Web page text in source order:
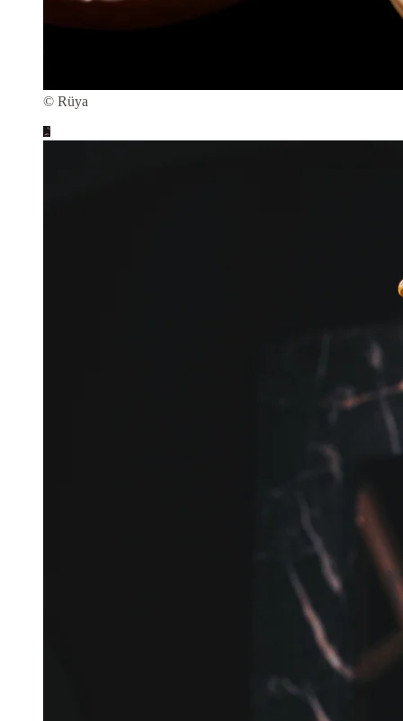
© Rüya